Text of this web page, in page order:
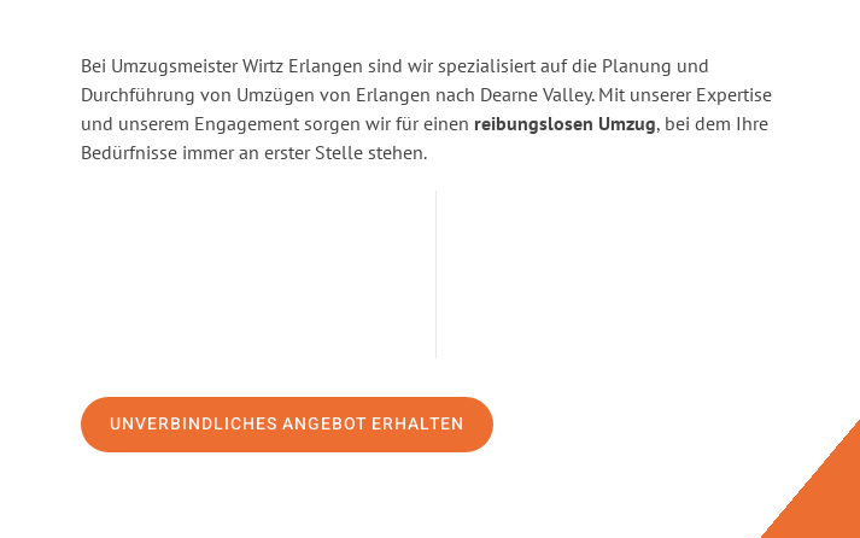
Bei Umzugsmeister Wirtz Erlangen sind wir spezialisiert auf die Planung und
Durchführung von Umzügen von Erlangen nach Dearne Valley. Mit unserer Expertise
und unserem Engagement sorgen wir für einen reibungslosen Umzug, bei dem Ihre
Bedürfnisse immer an erster Stelle stehen.
UNVERBINDLICHES ANGEBOT ERHALTEN